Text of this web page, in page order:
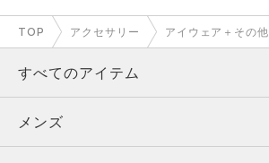
TOP アクセサリー アイウェア＋その他
すべてのアイテム
メンズ
メンズ